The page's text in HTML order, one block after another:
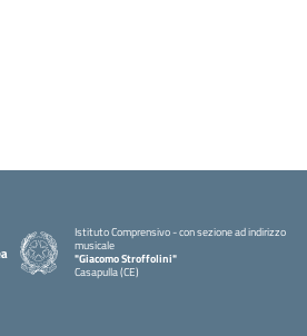
Istituto Comprensivo - con sezione ad indirizzo
musicale
"Giacomo Stroffolini"
Casapulla (CE)